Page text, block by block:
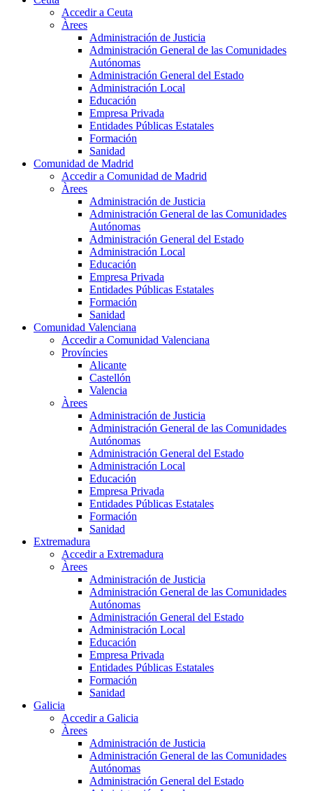
Accedir a Ceuta
Àrees
Administración de Justicia
Administración General de las Comunidades
Autónomas
Administración General del Estado
Administración Local
Educación
Empresa Privada
Entidades Públicas Estatales
Formación
Sanidad
Comunidad de Madrid
Accedir a Comunidad de Madrid
Àrees
Administración de Justicia
Administración General de las Comunidades
Autónomas
Administración General del Estado
Administración Local
Educación
Empresa Privada
Entidades Públicas Estatales
Formación
Sanidad
Comunidad Valenciana
Accedir a Comunidad Valenciana
Províncies
Alicante
Castellón
Valencia
Àrees
Administración de Justicia
Administración General de las Comunidades
Autónomas
Administración General del Estado
Administración Local
Educación
Empresa Privada
Entidades Públicas Estatales
Formación
Sanidad
Extremadura
Accedir a Extremadura
Àrees
Administración de Justicia
Administración General de las Comunidades
Autónomas
Administración General del Estado
Administración Local
Educación
Empresa Privada
Entidades Públicas Estatales
Formación
Sanidad
Galicia
Accedir a Galicia
Àrees
Administración de Justicia
Administración General de las Comunidades
Autónomas
Administración General del Estado